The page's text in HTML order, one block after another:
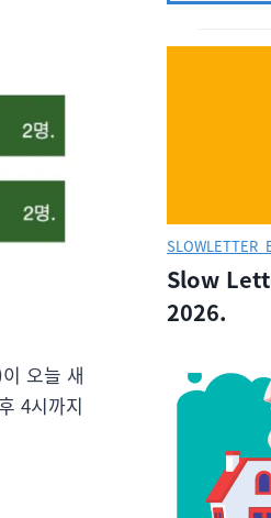
오늘 새
4시까지
Slow
2026.